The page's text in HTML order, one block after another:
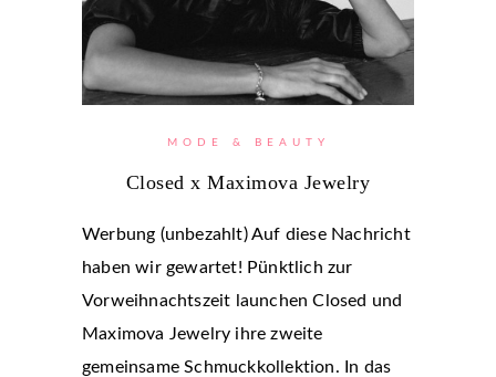
MODE & BEAUTY
Closed x Maximova Jewelry
Werbung (unbezahlt) Auf diese Nachricht
haben wir gewartet! Pünktlich zur
Vorweihnachtszeit launchen Closed und
Maximova Jewelry ihre zweite
gemeinsame Schmuckkollektion. In das